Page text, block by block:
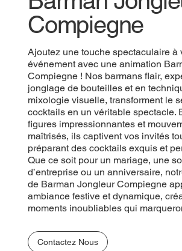
Compiegne
Ajoutez une touche spectaculaire à
événement avec une animation
Compiegne ! Nos barmans flair,
jonglage de bouteilles et en
mixologie visuelle, transforment le
cocktails en un véritable spectacle.
figures impressionnantes et
maîtrisés, ils captivent vos invités
préparant des cocktails exquis et
Que ce soit pour un mariage, une
d’entreprise ou un anniversaire,
de Barman Jongleur Compiegne
ambiance festive et dynamique,
moments inoubliables qui
Contactez Nous